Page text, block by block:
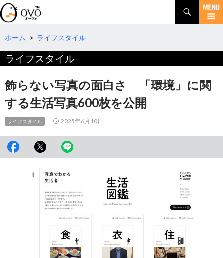
検
索
コ
テ
ツ
へ
動
ホーム > ライフスタイル
ライフスタイル
飾らない写真の面白さ 「環境」に関
する生活写真600枚を公開
ライフスタイル 2025年6月10日